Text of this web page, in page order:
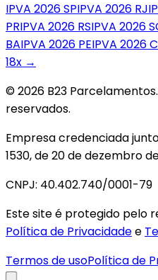
IPVA 2026SPIPVA 2026 RJ
PRIPVA 2026 RSIPVA 2026
BAIPVA 2026 PEIPVA 2026
18x →
© 2026 B23
reservados.
Empresa credenciada junto
1530, de 20 de dezembro de
CNPJ: 40.402.740/0001-79
Este site é protegido pelo
Política de Privacidadee
Termos de usoPolítica de